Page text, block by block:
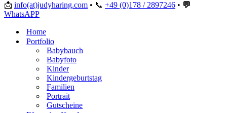
📩 info(at)judyharing.com • 📞 +49 (0)178 / 2897246 • 💬
WhatsAPP
Home
Portfolio
Babybauch
Babyfoto
Kinder
Kindergeburtstag
Familien
Portrait
Gutscheine